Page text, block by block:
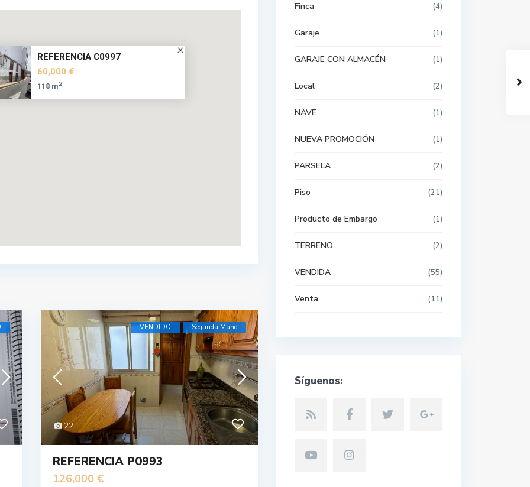
REFERENCIA C0997
60,000 €
118 m2
22
VENDIDO Segunda Mano
REFERENCIA P0993
126,000 €
Finca (4)
Garaje (1)
GARAJE CON ALMACÉN (1)
Local (2)
NAVE (1)
NUEVA PROMOCIÓN (1)
PARSELA (2)
Piso (21)
Producto de Embargo (1)
TERRENO (2)
VENDIDA (55)
Venta (11)
Síguenos: